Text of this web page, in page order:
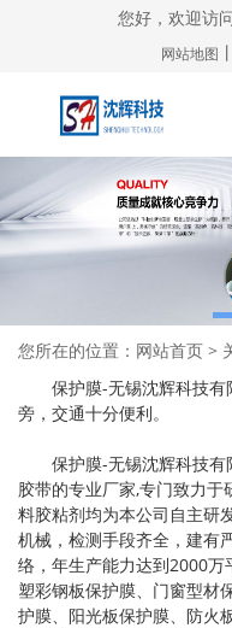
您好，欢迎访
网站地图 丨
您所在的位置： 网站首页 >
保护膜-无锡沈辉科技
旁，交通十分便利。
保护膜-无锡沈辉科技有
胶带的专业厂家,专门致力
料胶粘剂均为本公司自主研
机械，检测手段齐全，建有
络，年生产能力达到2000
塑彩钢板保护膜、门窗型材
护膜、阳光板保护膜、防火